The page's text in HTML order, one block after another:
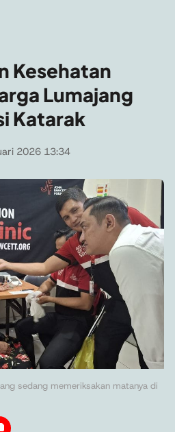
Kesehatan
Lumajang
Katarak
2026 13:34
sedang memeriksakan matanya di